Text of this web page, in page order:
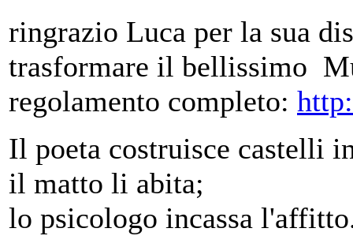
ringrazio Luca per la sua
trasformare il bellissimo
regolamento completo:
Il poeta costruisce castelli
il matto li abita;
lo psicologo incassa